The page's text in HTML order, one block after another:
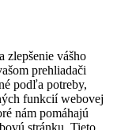
zlepšenie vášho
prehliadači
podľa potreby,
funkcií webovej
nám pomáhajú